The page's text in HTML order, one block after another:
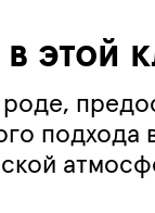
этой
роде,
подхода